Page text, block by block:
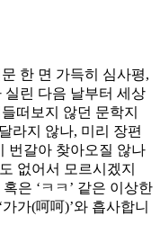
한 면 가득히 심사평,
실린 다음 날부터 세상
떠보지 않던 문학지
라지 않나, 미리 장편
번갈아 찾아오질 않나
없어서 모르시겠지
은 ‘ㅋㅋ’ 같은 이상한
가(呵呵)’와 흡사합니